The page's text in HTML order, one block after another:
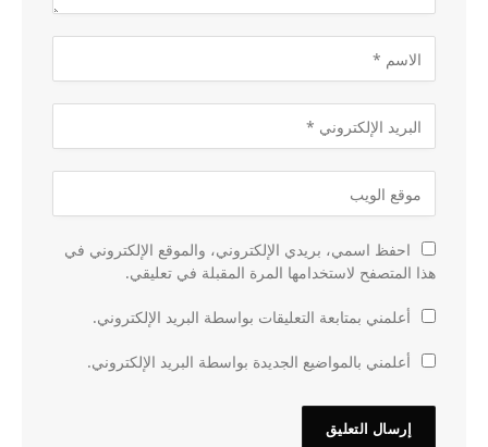
احفظ اسمي، بريدي الإلكتروني، والموقع الإلكتروني في
هذا المتصفح لاستخدامها المرة المقبلة في تعليقي.
أعلمني بمتابعة التعليقات بواسطة البريد الإلكتروني.
أعلمني بالمواضيع الجديدة بواسطة البريد الإلكتروني.